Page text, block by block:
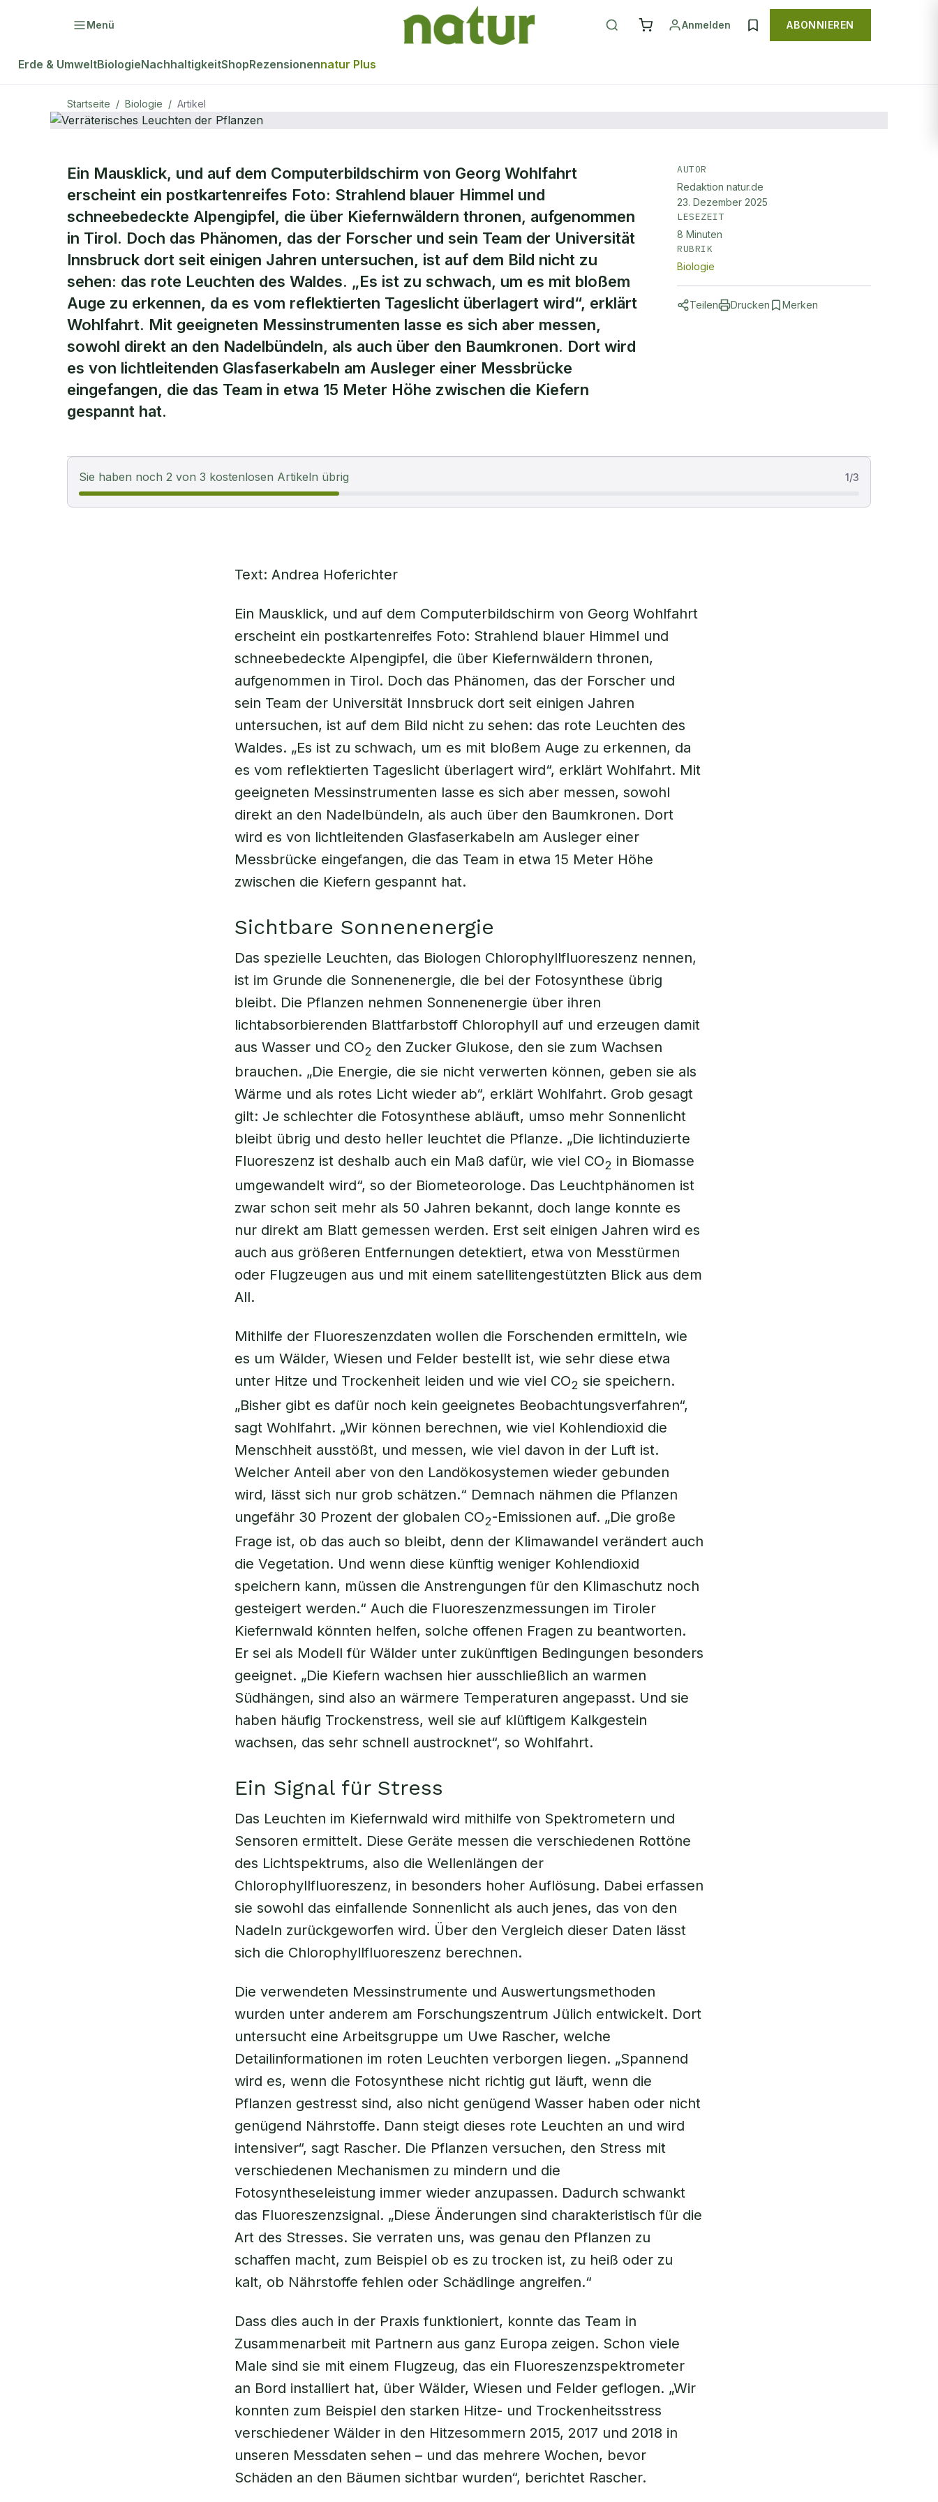
Menü Anmelden ABONNIEREN
Erde & UmweltBiologieNachhaltigkeitShopRezensionennatur Plus
Startseite / Biologie / Artikel
natur PlusBIOLOGIE
Verräterisches Leuchten der
Pflanzen
Ein Mausklick, und auf dem Computerbildschirm von Georg Wohlfahrt
erscheint ein postkartenreifes Foto: Strahlend blauer Himmel und
schneebedeckte Alpengipfel, die über Kiefernwäldern thronen, aufgenommen
in Tirol. Doch das Phänomen, das der Forscher und sein Team der Universität
Innsbruck dort seit einigen Jahren untersuchen, ist auf dem Bild nicht zu
sehen: das rote Leuchten des Waldes. „Es ist zu schwach, um es mit bloßem
Auge zu erkennen, da es vom reflektierten Tageslicht überlagert wird“, erklärt
Wohlfahrt. Mit geeigneten Messinstrumenten lasse es sich aber messen,
sowohl direkt an den Nadelbündeln, als auch über den Baumkronen. Dort wird
es von lichtleitenden Glasfaserkabeln am Ausleger einer Messbrücke
eingefangen, die das Team in etwa 15 Meter Höhe zwischen die Kiefern
gespannt hat.
AUTOR
Redaktion natur.de
23. Dezember 2025
LESEZEIT
8 Minuten
RUBRIK
Biologie
Teilen Drucken Merken
Sie haben noch 2 von 3 kostenlosen Artikeln übrig 1/3
Text: Andrea Hoferichter
Ein Mausklick, und auf dem Computerbildschirm von Georg Wohlfahrt
erscheint ein postkartenreifes Foto: Strahlend blauer Himmel und
schneebedeckte Alpengipfel, die über Kiefernwäldern thronen,
aufgenommen in Tirol. Doch das Phänomen, das der Forscher und
sein Team der Universität Innsbruck dort seit einigen Jahren
untersuchen, ist auf dem Bild nicht zu sehen: das rote Leuchten des
Waldes. „Es ist zu schwach, um es mit bloßem Auge zu erkennen, da
es vom reflektierten Tageslicht überlagert wird“, erklärt Wohlfahrt. Mit
geeigneten Messinstrumenten lasse es sich aber messen, sowohl
direkt an den Nadelbündeln, als auch über den Baumkronen. Dort
wird es von lichtleitenden Glasfaserkabeln am Ausleger einer
Messbrücke eingefangen, die das Team in etwa 15 Meter Höhe
zwischen die Kiefern gespannt hat.
Sichtbare Sonnenenergie
Das spezielle Leuchten, das Biologen Chlorophyllfluoreszenz nennen,
ist im Grunde die Sonnenenergie, die bei der Fotosynthese übrig
bleibt. Die Pflanzen nehmen Sonnenenergie über ihren
lichtabsorbierenden Blattfarbstoff Chlorophyll auf und erzeugen damit
aus Wasser und CO2 den Zucker Glukose, den sie zum Wachsen
brauchen. „Die Energie, die sie nicht verwerten können, geben sie als
Wärme und als rotes Licht wieder ab“, erklärt Wohlfahrt. Grob gesagt
gilt: Je schlechter die Fotosynthese abläuft, umso mehr Sonnenlicht
bleibt übrig und desto heller leuchtet die Pflanze. „Die lichtinduzierte
Fluoreszenz ist deshalb auch ein Maß dafür, wie viel CO2 in Biomasse
umgewandelt wird“, so der Biometeorologe. Das Leuchtphänomen ist
zwar schon seit mehr als 50 Jahren bekannt, doch lange konnte es
nur direkt am Blatt gemessen werden. Erst seit einigen Jahren wird es
auch aus größeren Entfernungen detektiert, etwa von Messtürmen
oder Flugzeugen aus und mit einem satellitengestützten Blick aus dem
All.
Mithilfe der Fluoreszenzdaten wollen die Forschenden ermitteln, wie
es um Wälder, Wiesen und Felder bestellt ist, wie sehr diese etwa
unter Hitze und Trockenheit leiden und wie viel CO2 sie speichern.
„Bisher gibt es dafür noch kein geeignetes Beobachtungsverfahren“,
sagt Wohlfahrt. „Wir können berechnen, wie viel Kohlendioxid die
Menschheit ausstößt, und messen, wie viel davon in der Luft ist.
Welcher Anteil aber von den Landökosystemen wieder gebunden
wird, lässt sich nur grob schätzen.“ Demnach nähmen die Pflanzen
ungefähr 30 Prozent der globalen CO2-Emissionen auf. „Die große
Frage ist, ob das auch so bleibt, denn der Klimawandel verändert auch
die Vegetation. Und wenn diese künftig weniger Kohlendioxid
speichern kann, müssen die Anstrengungen für den Klimaschutz noch
gesteigert werden.“ Auch die Fluoreszenzmessungen im Tiroler
Kiefernwald könnten helfen, solche offenen Fragen zu beantworten.
Er sei als Modell für Wälder unter zukünftigen Bedingungen besonders
geeignet. „Die Kiefern wachsen hier ausschließlich an warmen
Südhängen, sind also an wärmere Temperaturen angepasst. Und sie
haben häufig Trockenstress, weil sie auf klüftigem Kalkgestein
wachsen, das sehr schnell austrocknet“, so Wohlfahrt.
Ein Signal für Stress
Das Leuchten im Kiefernwald wird mithilfe von Spektrometern und
Sensoren ermittelt. Diese Geräte messen die verschiedenen Rottöne
des Lichtspektrums, also die Wellenlängen der
Chlorophyllfluoreszenz, in besonders hoher Auflösung. Dabei erfassen
sie sowohl das einfallende Sonnenlicht als auch jenes, das von den
Nadeln zurückgeworfen wird. Über den Vergleich dieser Daten lässt
sich die Chlorophyllfluoreszenz berechnen.
Die verwendeten Messinstrumente und Auswertungsmethoden
wurden unter anderem am Forschungszentrum Jülich entwickelt. Dort
untersucht eine Arbeitsgruppe um Uwe Rascher, welche
Detailinformationen im roten Leuchten verborgen liegen. „Spannend
wird es, wenn die Fotosynthese nicht richtig gut läuft, wenn die
Pflanzen gestresst sind, also nicht genügend Wasser haben oder nicht
genügend Nährstoffe. Dann steigt dieses rote Leuchten an und wird
intensiver“, sagt Rascher. Die Pflanzen versuchen, den Stress mit
verschiedenen Mechanismen zu mindern und die
Fotosyntheseleistung immer wieder anzupassen. Dadurch schwankt
das Fluoreszenzsignal. „Diese Änderungen sind charakteristisch für die
Art des Stresses. Sie verraten uns, was genau den Pflanzen zu
schaffen macht, zum Beispiel ob es zu trocken ist, zu heiß oder zu
kalt, ob Nährstoffe fehlen oder Schädlinge angreifen.“
Dass dies auch in der Praxis funktioniert, konnte das Team in
Zusammenarbeit mit Partnern aus ganz Europa zeigen. Schon viele
Male sind sie mit einem Flugzeug, das ein Fluoreszenzspektrometer
an Bord installiert hat, über Wälder, Wiesen und Felder geflogen. „Wir
konnten zum Beispiel den starken Hitze- und Trockenheitsstress
verschiedener Wälder in den Hitzesommern 2015, 2017 und 2018 in
unseren Messdaten sehen – und das mehrere Wochen, bevor
Schäden an den Bäumen sichtbar wurden“, berichtet Rascher.